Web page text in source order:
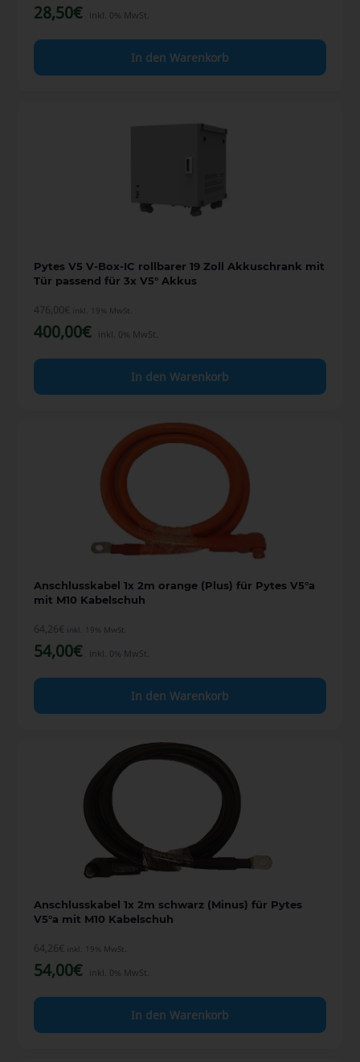
28,50€ inkl. 0% MwSt.
In den Warenkorb
Pytes V5 V-Box-IC rollbarer 19 Zoll Akkuschrank mit
Tür passend für 3x V5° Akkus
476,00€ inkl. 19% MwSt.
400,00€ inkl. 0% MwSt.
In den Warenkorb
Anschlusskabel 1x 2m orange (Plus) für Pytes V5°a
mit M10 Kabelschuh
64,26€ inkl. 19% MwSt.
54,00€ inkl. 0% MwSt.
In den Warenkorb
Anschlusskabel 1x 2m schwarz (Minus) für Pytes
V5°a mit M10 Kabelschuh
64,26€ inkl. 19% MwSt.
54,00€ inkl. 0% MwSt.
In den Warenkorb